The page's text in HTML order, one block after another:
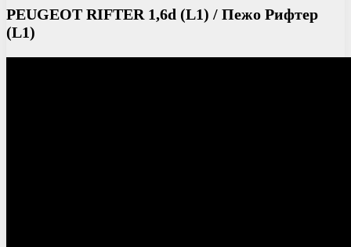
PEUGEOT RIFTER 1,6d (L1) / Пежо Рифтер
(L1)